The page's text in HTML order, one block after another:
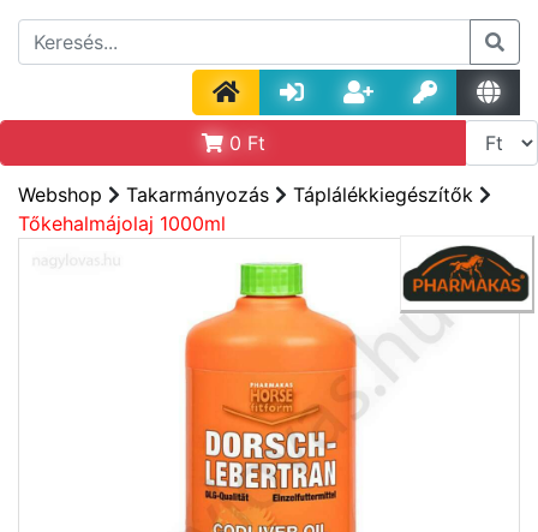
0 Ft
Webshop Takarmányozás
Táplálékkiegészítők
Tőkehalmájolaj 1000ml